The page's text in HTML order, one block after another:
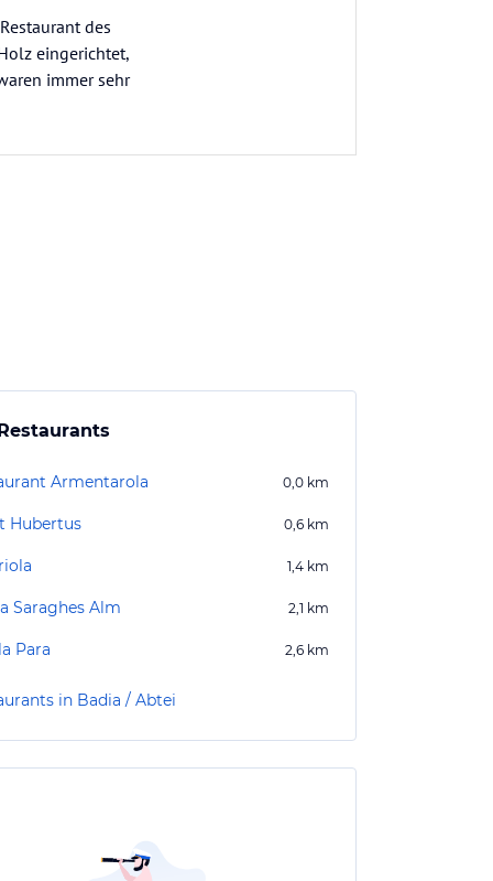
des
eingerichtet,
immer sehr
Armentarola 0,0 km
Hubertus 0,6 km
1,4 km
Saraghes Alm 2,1 km
Para 2,6 km
in Badia / Abtei